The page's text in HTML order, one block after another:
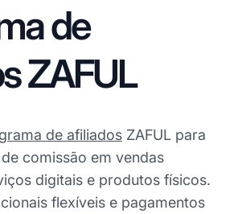
de
ZAFUL
de afiliados ZAFUL para
comissão em vendas
digitais e produtos físicos.
flexíveis e pagamentos